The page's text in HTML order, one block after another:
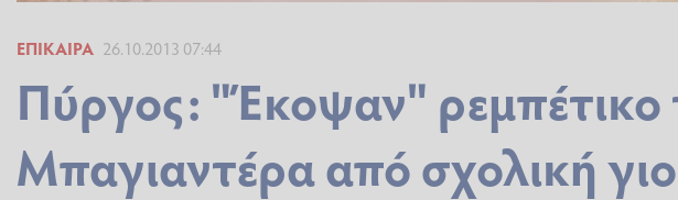
ΕΠΊΚΑΙΡΑ 26.10.2013 07:44
Πύργος: "Έκοψαν" ρεμπέτικο
Μπαγιαντέρα από σχολική